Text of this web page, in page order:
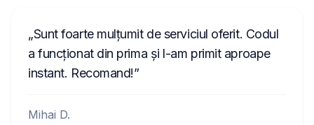
Sunt foarte mulțumit de serviciul oferit. Codul
a funcționat din prima și l-am primit aproape
instant. Recomand!
Mihai D.